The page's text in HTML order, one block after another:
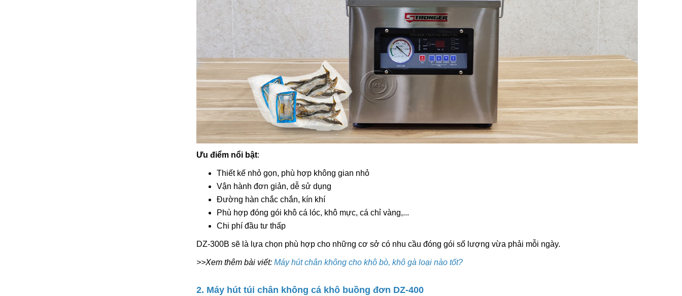
Ưu điểm nổi bật:
Thiết kế nhỏ gọn, phù hợp không gian nhỏ
Vận hành đơn giản, dễ sử dụng
Đường hàn chắc chắn, kín khí
Phù hợp đóng gói khô cá lóc, khô mực, cá chỉ vàng,...
Chi phí đầu tư thấp
DZ-300B sẽ là lựa chọn phù hợp cho những cơ sở có nhu cầu đóng gói số lượng vừa phải mỗi ngày.
>>Xem thêm bài viết: Máy hút chân không cho khô bò, khô gà loại nào tốt?
2. Máy hút túi chân không cá khô buồng đơn DZ-400